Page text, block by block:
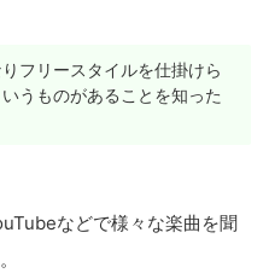
フリースタイルを仕掛けら
うものがあることを知った
などで様々な楽曲を聞